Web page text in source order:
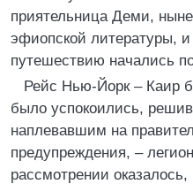
приятельница Деми,
эфиопской литературы, и
путешествию начались
Рейс Нью-Йорк – Каир
было успокоились,
наплевавшим на
предупреждения, –
рассмотрении